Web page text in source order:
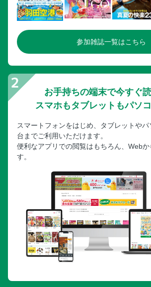
参加雑誌一覧はこちら
お手持ちの端末で今すぐ読
スマホもタブレットもパソ
スマートフォンをはじめ、タブレットや
台までご利用いただけます。
便利なアプリでの閲覧はもちろん、Web
す。